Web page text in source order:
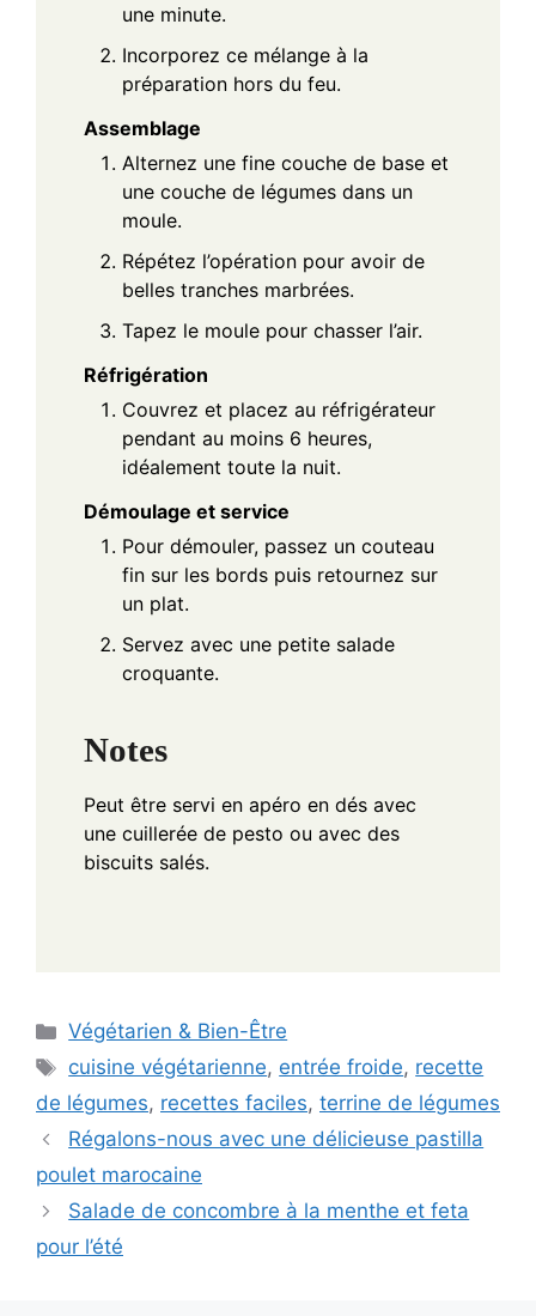
une minute.
Incorporez ce mélange à la
préparation hors du feu.
Assemblage
Alternez une fine couche de base et
une couche de légumes dans un
moule.
Répétez l’opération pour avoir de
belles tranches marbrées.
Tapez le moule pour chasser l’air.
Réfrigération
Couvrez et placez au réfrigérateur
pendant au moins 6 heures,
idéalement toute la nuit.
Démoulage et service
Pour démouler, passez un couteau
fin sur les bords puis retournez sur
un plat.
Servez avec une petite salade
croquante.
Notes
Peut être servi en apéro en dés avec
une cuillerée de pesto ou avec des
biscuits salés.
Categories
Végétarien & Bien-Être
Tags
cuisine végétarienne, entrée froide, recette
de légumes, recettes faciles, terrine de légumes
Régalons-nous avec une délicieuse pastilla
poulet marocaine
Salade de concombre à la menthe et feta
pour l’été